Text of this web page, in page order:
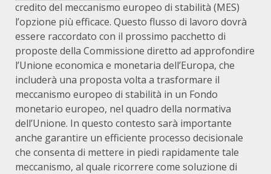
credito del meccanismo europeo di stabilità (MES)
l’opzione più efficace. Questo flusso di lavoro dovrà
essere raccordato con il prossimo pacchetto di
proposte della Commissione diretto ad approfondire
l’Unione economica e monetaria dell’Europa, che
includerà una proposta volta a trasformare il
meccanismo europeo di stabilità in un Fondo
monetario europeo, nel quadro della normativa
dell’Unione. In questo contesto sarà importante
anche garantire un efficiente processo decisionale
che consenta di mettere in piedi rapidamente tale
meccanismo, al quale ricorrere come soluzione di